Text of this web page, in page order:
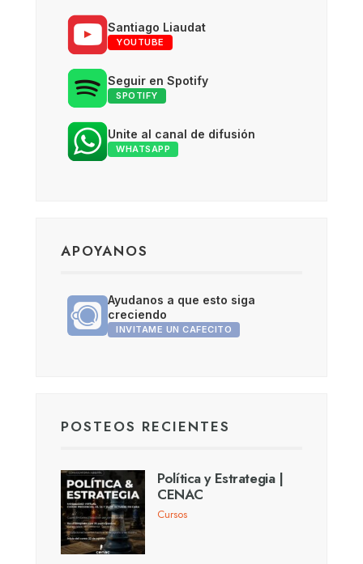
Santiago Liaudat
YOUTUBE
Seguir en Spotify
SPOTIFY
Unite al canal de difusión
WHATSAPP
APOYANOS
Ayudanos a que esto siga
creciendo
INVITAME UN CAFECITO
POSTEOS RECIENTES
Política y Estrategia |
CENAC
Cursos